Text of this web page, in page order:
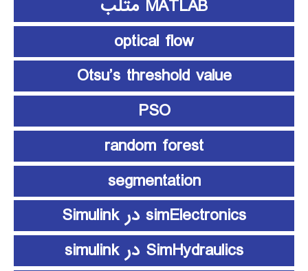
MATLAB متلب
optical flow
Otsu’s threshold value
PSO
random forest
segmentation
simElectronics در Simulink
SimHydraulics در simulink